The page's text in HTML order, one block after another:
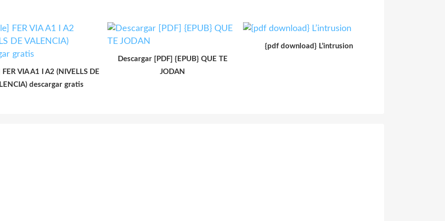
VIA A1 I A2 (NIVELLS DE
descargar gratis
Descargar [PDF] {EPUB} QUE TE
JODAN
{pdf download} L’intrusion